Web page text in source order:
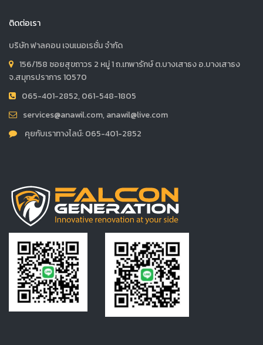
ติดต่อเรา
บริษัท ฟาลคอน เจนเนอเรชั่น จำกัด
156/158 ซอยสุขถาวร 2 หมู่ 1 ถ.เทพารักษ์ ต.บางเสาธง อ.บางเสาธง
จ.สมุทรปราการ 10570
065-401-2852, 061-548-1805
services@anawil.com, anawil@live.com
คุยกับเราทางไลน์: 065-401-2852